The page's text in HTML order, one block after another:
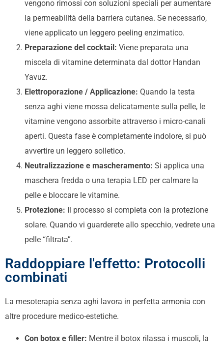
vengono rimossi con soluzioni speciali per aumentare
la permeabilità della barriera cutanea. Se necessario,
viene applicato un leggero peeling enzimatico.
Preparazione del cocktail: Viene preparata una
miscela di vitamine determinata dal dottor Handan
Yavuz.
Elettroporazione / Applicazione: Quando la testa
senza aghi viene mossa delicatamente sulla pelle, le
vitamine vengono assorbite attraverso i micro-canali
aperti. Questa fase è completamente indolore, si può
avvertire un leggero solletico.
Neutralizzazione e mascheramento: Si applica una
maschera fredda o una terapia LED per calmare la
pelle e bloccare le vitamine.
Protezione: Il processo si completa con la protezione
solare. Quando vi guarderete allo specchio, vedrete una
pelle “filtrata”.
Raddoppiare l'effetto: Protocolli
combinati
La mesoterapia senza aghi lavora in perfetta armonia con
altre procedure medico-estetiche.
Con botox e filler: Mentre il botox rilassa i muscoli, la